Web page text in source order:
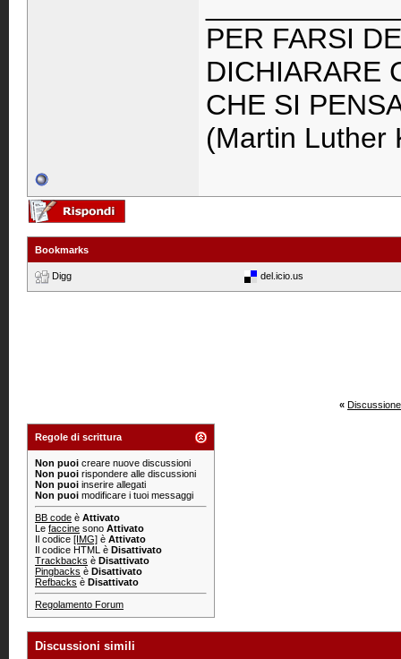
PER FARSI
DICHIARARE
CHE SI
(Martin Luther
Bookmarks
Digg del.icio.us
«
Regole di scrittura
Non puoi creare nuove discussioni
Non puoi rispondere alle discussioni
Non puoi inserire allegati
Non puoi modificare i tuoi messaggi
BB code è Attivato
Le faccine sono Attivato
Il codice [IMG] è Attivato
Il codice HTML è Disattivato
Trackbacks è Disattivato
Pingbacks è Disattivato
Refbacks è Disattivato
Regolamento Forum
Discussioni simili